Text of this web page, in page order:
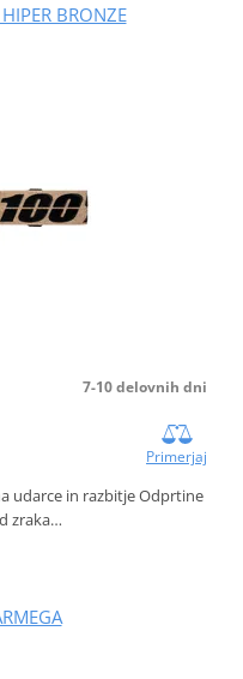
BRONZE
7-10 delovnih dni
Primerjaj
udarce in razbitje Odprtine
zraka…